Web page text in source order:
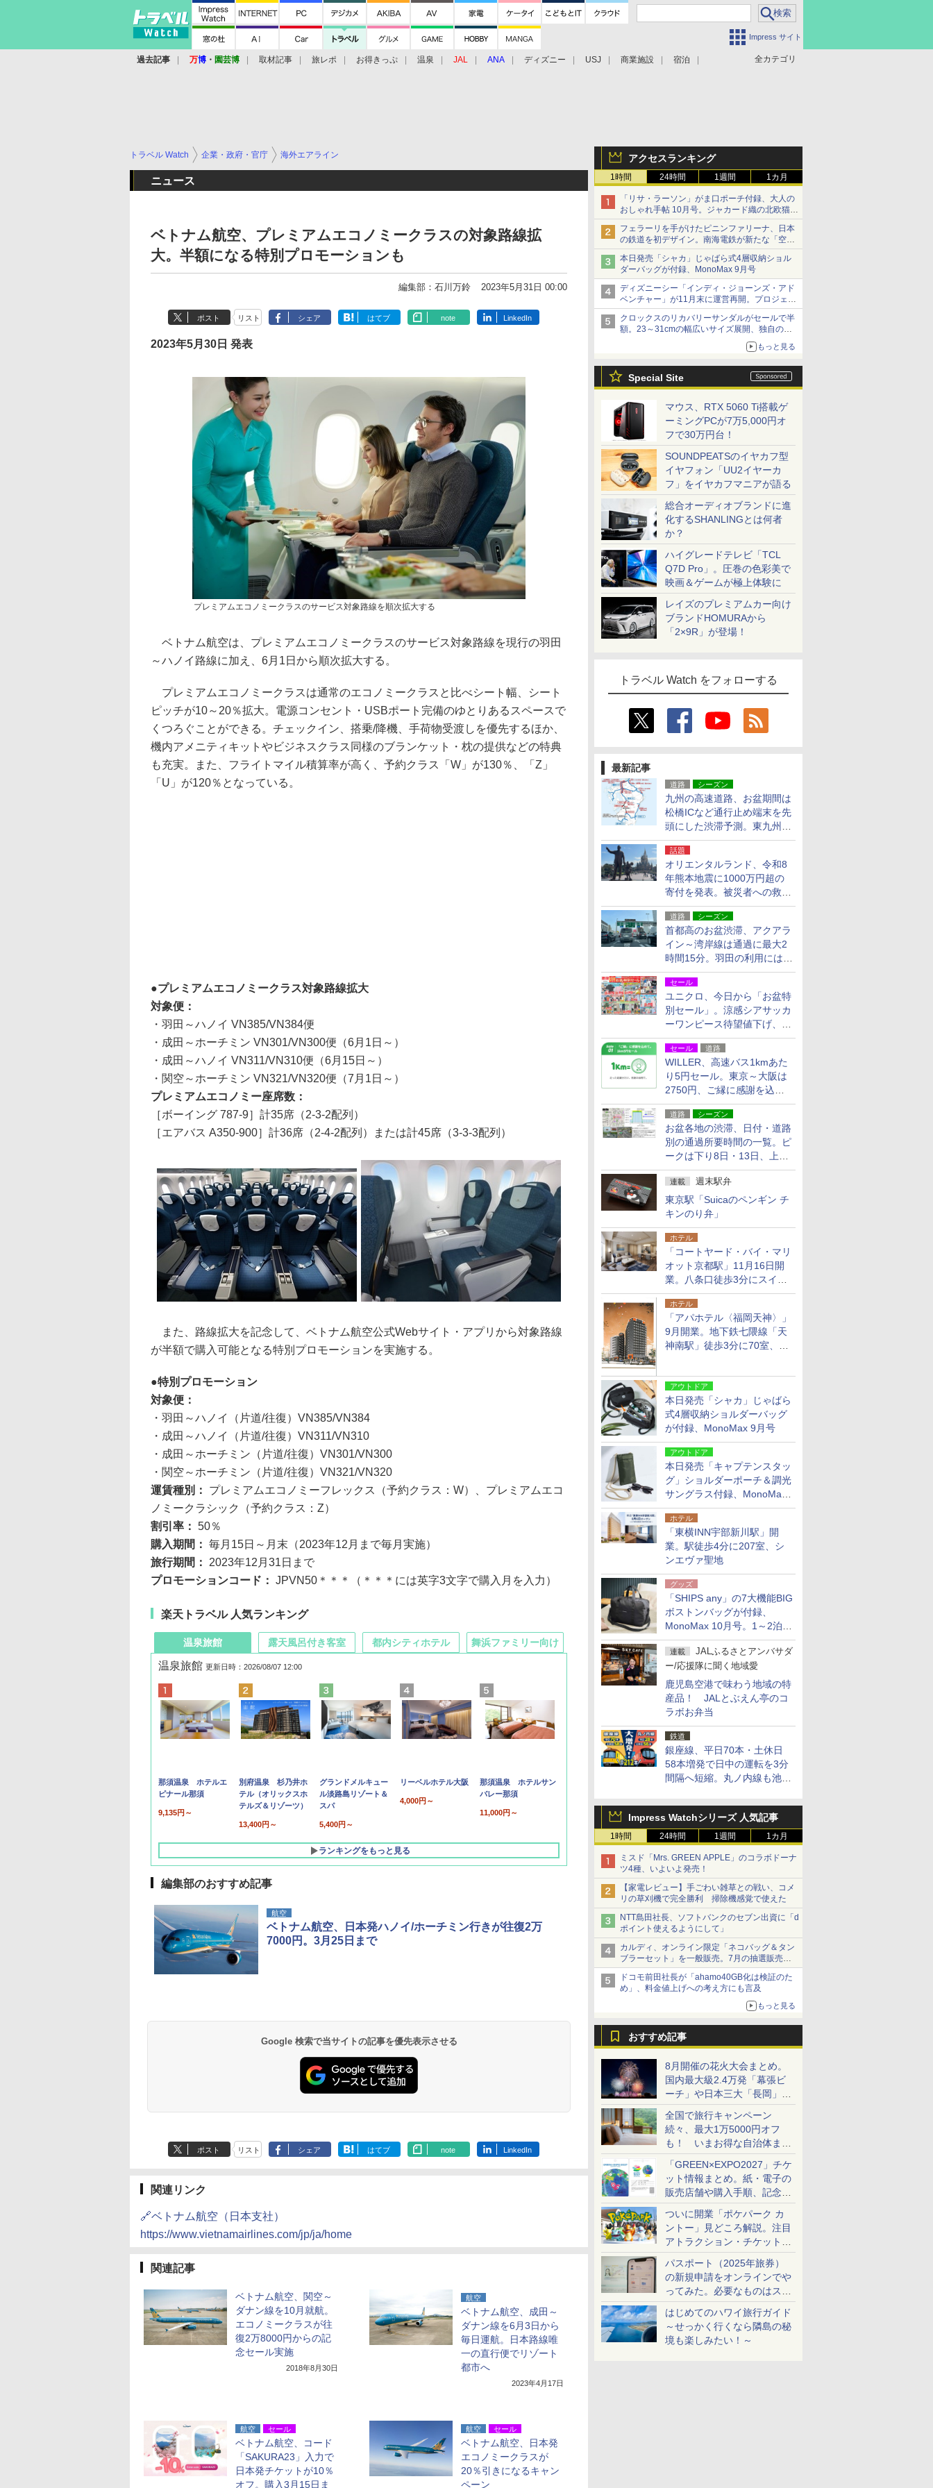
Impress サイト
全カテゴリ
過去記事 万博 ・ 園芸博 取材記事 旅レポ お得きっぷ 温泉 JAL ANA ディズニー USJ 商業施設 宿泊
アクセスランキング
1時間 24時間 1週間 1カ月
「リサ・ラーソン」がま口ポーチ付録、大人の
おしゃれ手帖 10月号。ジャカード織の北欧猫デ
ザイン
フェラーリを手がけたピニンファリーナ、日本
の鉄道を初デザイン。南海電鉄が新たな「空港
特急」をなにわ筋線へ導入
本日発売「シャカ」じゃばら式4層収納ショル
ダーバッグが付録、MonoMax 9月号
ディズニーシー「インディ・ジョーンズ・アド
ベンチャー」が11月末に運営再開。プロジェク
ションマッピングを追加、DPAは1500円
クロックスのリカバリーサンダルがセールで半
額。23～31cmの幅広いサイズ展開、独自のク
もっと見る
Special Site
マウス、RTX 5060 Ti搭載ゲ
ーミングPCが7万5,000円オ
フで30万円台！
SOUNDPEATSのイヤカフ型
イヤフォン「UU2イヤーカ
フ」をイヤカフマニアが語る
総合オーディオブランドに進
化するSHANLINGとは何者
か？
ハイグレードテレビ「TCL
Q7D Pro」。圧巻の色彩美で
映画＆ゲームが極上体験に
レイズのプレミアムカー向け
ブランドHOMURAから
「2×9R」が登場！
トラベル Watch をフォローする
最新記事
道路 シーズン
九州の高速道路、お盆期間は
松橋ICなど通行止め端末を先
頭にした渋滞予測。東九州道
への迂回は料金調整を実施
話題
オリエンタルランド、令和8
年熊本地震に1000万円超の
寄付を発表。被災者への救援
活動・復旧支援
道路 シーズン
首都高のお盆渋滞、アクアラ
イン～湾岸線は通過に最大2
時間15分。羽田の利用には
「空港西出口」の利用検討を
セール
ユニクロ、今日から「お盆特
別セール」。涼感シアサッカ
ーワンピース待望値下げ、撥
水ギアショーツは1990円に
セール 道路
WILLER、高速バス1kmあた
り5円セール。東京～大阪は
2750円、ご縁に感謝を込め
た20周年記念キャンペーン
道路 シーズン
お盆各地の渋滞、日付・道路
別の通過所要時間の一覧。ピ
ークは下り8日・13日、上り
14日・15日
連載 週末駅弁
東京駅「Suicaのペンギン チ
キンのり弁」
ホテル
「コートヤード・バイ・マリ
オット京都駅」11月16日開
業。八条口徒歩3分にスイー
ト含む全270室、ダイニング
も併設
ホテル
「アパホテル〈福岡天神〉」
9月開業。地下鉄七隈線「天
神南駅」徒歩3分に70室、エ
アウトドア
本日発売「シャカ」じゃばら
式4層収納ショルダーバッグ
が付録、MonoMax 9月号
アウトドア
本日発売「キャプテンスタッ
グ」ショルダーポーチ＆調光
サングラス付録、MonoMax
9月号増刊
ホテル
「東横INN宇部新川駅」開
業。駅徒歩4分に207室、シ
ンエヴァ聖地
グッズ
「SHIPS any」の7大機能BIG
ボストンバッグが付録、
MonoMax 10月号。1～2泊の
荷物、キャリーオンも可能
連載
JALふるさとアンバサダ
ー/応援隊に聞く地域愛
鹿児島空港で味わう地域の特
産品！ JALとぶえん亭のコ
ラボお弁当
鉄道
銀座線、平日70本・土休日
58本増発で日中の運転を3分
間隔へ短縮。丸ノ内線も池袋
Impress Watchシリーズ 人気記事
1時間 24時間 1週間 1カ月
ミスド「Mrs. GREEN APPLE」のコラボドーナ
ツ4種、いよいよ発売！
【家電レビュー】手ごわい雑草との戦い、コメ
リの草刈機で完全勝利 掃除機感覚で使えた
NTT島田社長、ソフトバンクのセブン出資に「d
ポイント使えるようにして」
カルディ、オンライン限定「ネコバッグ＆タン
ブラーセット」を一般販売。7月の抽選販売の
当選無効分
ドコモ前田社長が「ahamo40GB化は検証のた
め」、料金値上げへの考え方にも言及
もっと見る
おすすめ記事
8月開催の花火大会まとめ。
国内最大級2.4万発「幕張ビ
ーチ」や日本三大「長岡」な
ど大型イベント目白押し！
全国で旅行キャンペーン
続々、最大1万5000円オフ
も！ いまお得な自治体まと
め
「GREEN×EXPO2027」チケ
ット情報まとめ。紙・電子の
販売店舗や購入手順、記念チ
ケットも解説
ついに開業「ポケパーク カ
ントー」見どころ解説。注目
アトラクション・チケット手
配・来場前に必要な準備は？
パスポート（2025年旅券）
の新規申請をオンラインでや
ってみた。必要なものはスマ
ホとマイナカードのみ
はじめてのハワイ旅行ガイド
～せっかく行くなら隣島の秘
境も楽しみたい！～
トラベル Watch 企業・政府・官庁 海外エアライン
ニュース
ベトナム航空、プレミアムエコノミークラスの対象路線拡
大。半額になる特別プロモーションも
編集部：石川万鈴 2023年5月31日 00:00
ポスト リスト シェア はてブ note LinkedIn
2023年5月30日 発表
プレミアムエコノミークラスのサービス対象路線を順次拡大する
ベトナム航空は、プレミアムエコノミークラスのサービス対象路線を現行の羽田
～ハノイ路線に加え、6月1日から順次拡大する。
プレミアムエコノミークラスは通常のエコノミークラスと比べシート幅、シート
ピッチが10～20％拡大。電源コンセント・USBポート完備のゆとりあるスペースで
くつろぐことができる。チェックイン、搭乗/降機、手荷物受渡しを優先するほか、
機内アメニティキットやビジネスクラス同様のブランケット・枕の提供などの特典
も充実。また、フライトマイル積算率が高く、予約クラス「W」が130％、「Z」
「U」が120％となっている。
プレミアムエコノミークラス対象路線拡大
対象便：
・羽田～ハノイ VN385/VN384便
・成田～ホーチミン VN301/VN300便（6月1日～）
・成田～ハノイ VN311/VN310便（6月15日～）
・関空～ホーチミン VN321/VN320便（7月1日～）
プレミアムエコノミー座席数：
［ボーイング 787-9］計35席（2-3-2配列）
［エアバス A350-900］計36席（2-4-2配列）または計45席（3-3-3配列）
また、路線拡大を記念して、ベトナム航空公式Webサイト・アプリから対象路線
が半額で購入可能となる特別プロモーションを実施する。
特別プロモーション
対象便：
・羽田～ハノイ（片道/往復）VN385/VN384
・成田～ハノイ（片道/往復）VN311/VN310
・成田～ホーチミン（片道/往復）VN301/VN300
・関空～ホーチミン（片道/往復）VN321/VN320
運賃種別： プレミアムエコノミーフレックス（予約クラス：W）、プレミアムエコ
ノミークラシック（予約クラス：Z）
割引率： 50％
購入期間： 毎月15日～月末（2023年12月まで毎月実施）
旅行期間： 2023年12月31日まで
プロモーションコード： JPVN50＊＊＊（＊＊＊には英字3文字で購入月を入力）
楽天トラベル 人気ランキング
温泉旅館
温泉旅館 更新日時：2026/08/07 12:00
那須温泉 ホテルエ
ピナール那須
9,135円～
別府温泉 杉乃井ホ
テル（オリックスホ
テルズ＆リゾーツ）
13,400円～
グランドメルキュー
ル淡路島リゾート＆
スパ
5,400円～
リーベルホテル大阪
4,000円～
那須温泉 ホテルサン
バレー那須
11,000円～
ランキングをもっと見る
露天風呂付き客室
10,450円～
19,541円～
都内シティホテル 舞浜ファミリー向け
7,950円～
5,758円～
編集部のおすすめ記事
航空
ベトナム航空、日本発ハノイ/ホーチミン行きが往復2万
7000円。3月25日まで
Google 検索で当サイトの記事を優先表示させる
ポスト リスト シェア はてブ note LinkedIn
関連リンク
🔗ベトナム航空（日本支社）
https://www.vietnamairlines.com/jp/ja/home
関連記事
ベトナム航空、関空～
ダナン線を10月就航。
エコノミークラスが往
復2万8000円からの記
念セール実施
2018年8月30日
航空
ベトナム航空、成田～
ダナン線を6月3日から
毎日運航。日本路線唯
一の直行便でリゾート
都市へ
2023年4月17日
航空 セール
ベトナム航空、コード
「SAKURA23」入力で
日本発チケットが10％
オフ。購入3月15日ま
航空 セール
ベトナム航空、日本発
エコノミークラスが
20％引きになるキャン
ペーン